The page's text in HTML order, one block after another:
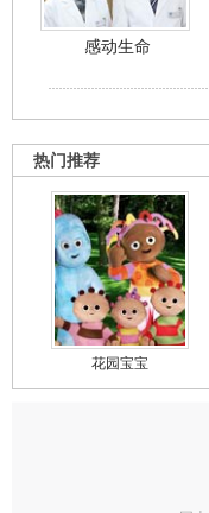
感动生命
热门推荐
花园宝宝